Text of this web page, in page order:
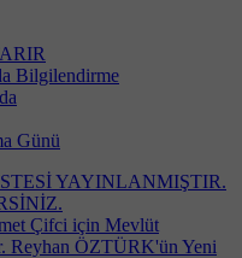
Bilgilendirme
Günü
YAYINLANMIŞTIR.
Çifci için Mevlüt
Reyhan ÖZTÜRK'ün Yeni